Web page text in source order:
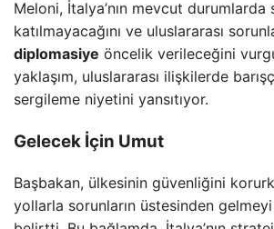
Meloni, İtalya’nın mevcut durumlarda
katılmayacağını ve uluslararası
diplomasiye öncelik verileceğini
yaklaşım, uluslararası ilişkilerde
sergileme niyetini yansıtıyor.
Gelecek İçin Umut
Başbakan, ülkesinin güvenliğini
yollarla sorunların üstesinden